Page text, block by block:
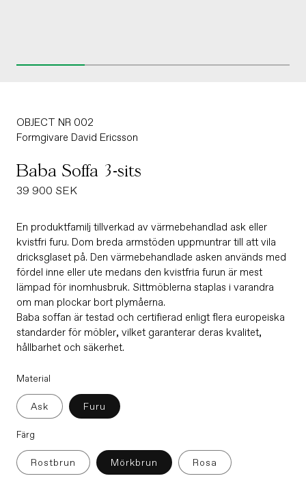
OBJECT NR 002
Formgivare David Ericsson
Baba Soffa 3-sits
Ordinarie
39 900 SEK
En produktfamilj tillverkad av värmebehandlad ask eller
kvistfri furu. Dom breda armstöden uppmuntrar till att vila
dricksglaset på. Den värmebehandlade asken används med
fördel inne eller ute medans den kvistfria furun är mest
lämpad för inomhusbruk. Sittmöblerna staplas i varandra
om man plockar bort plymåerna.
Baba soffan är testad och certifierad enligt flera europeiska
standarder för möbler, vilket garanterar deras kvalitet,
hållbarhet och säkerhet.
Material
Ask Furu
Färg
Rostbrun Mörkbrun Rosa